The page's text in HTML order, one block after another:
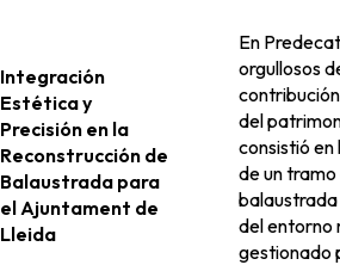
Integración
Estética y
Precisión en la
Reconstrucción de
Balaustrada para
el Ajuntament de
Lleida
En
orgullosos
del
consistió
de un
del entorno
gestionado